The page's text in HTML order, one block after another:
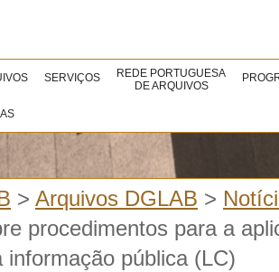
SERVIÇOS
REDE PORTUGUESA
DE ARQUIVOS
> Arquivos DGLAB >
procedimentos para a
informação pública (LC)